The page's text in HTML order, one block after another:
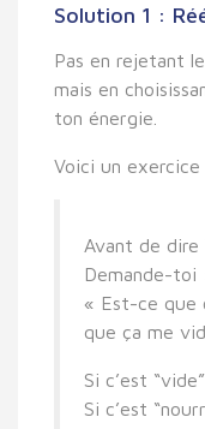
Solution 1 :
Pas en rejetant
mais en
ton énergie.
Voici un exercice
Avant de dire
Demande-toi
« Est-ce que
que ça me
Si c’est
Si c’est